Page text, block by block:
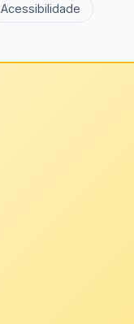
Acessibilidade